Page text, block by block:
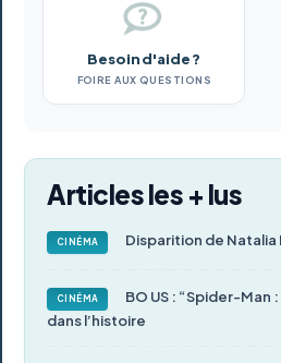
Besoin d'aide ?
FOIRE AUX QUESTIONS
Articles les + lus
CINÉMA Disparition de
CINÉMA
BO US : “Spider-Man
dans l’histoire